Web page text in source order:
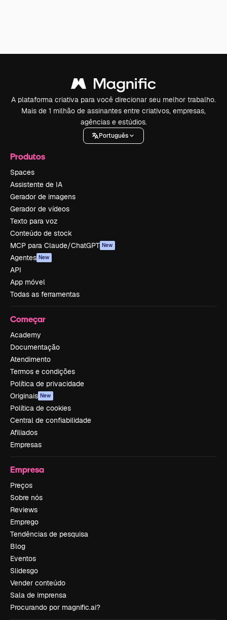
A plataforma criativa para você direcionar seu melhor trabalho.
Mais de 1 milhão de assinantes entre criativos, empresas,
agências e estúdios.
Português
Produtos
Spaces
Assistente de IA
Gerador de imagens
Gerador de vídeos
Texto para voz
Conteúdo de stock
MCP para Claude/ChatGPT New
Agentes New
API
App móvel
Todas as ferramentas
Começar
Academy
Documentação
Atendimento
Termos e condições
Política de privacidade
Originais New
Política de cookies
Central de confiabilidade
Afiliados
Empresas
Empresa
Preços
Sobre nós
Reviews
Emprego
Tendências de pesquisa
Blog
Eventos
Slidesgo
Vender conteúdo
Sala de imprensa
Procurando por magnific.ai?